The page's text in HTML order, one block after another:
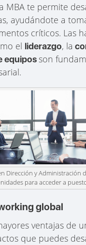
MBA te permite
ayudándote a
críticos. Las
el liderazgo, la
equiposson
Dirección y Administración
para acceder a
global
ventajas de
que puedes